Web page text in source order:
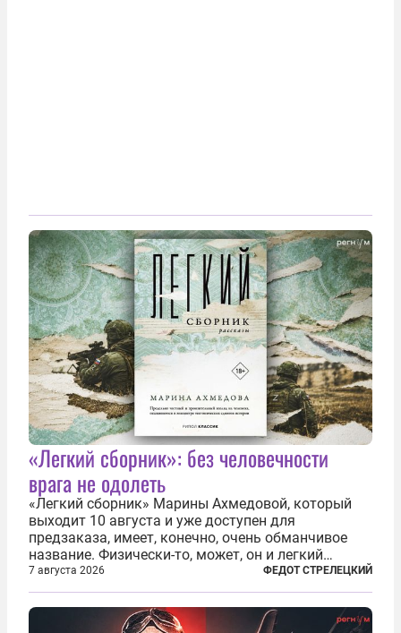
«Легкий сборник»: без человечности
врага не одолеть
«Легкий сборник» Марины Ахмедовой, который
выходит 10 августа и уже доступен для
предзаказа, имеет, конечно, очень обманчивое
название. Физически-то, может, он и легкий
относительно. Но метафизически —
безотносительно тяжелый. Десять рассказов,
каждый из которых напрямую или косвенно (в
основном —...
7 августа 2026 ФЕДОТ СТРЕЛЕЦКИЙ